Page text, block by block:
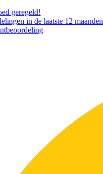
geregeld!
in de laatste 12 maanden